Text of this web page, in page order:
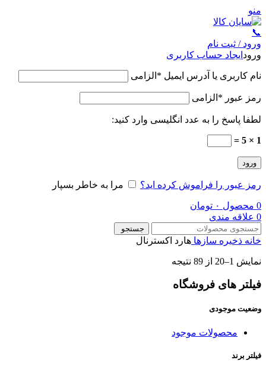
منو
📞
ورود / ثبت نام
ورود ایجاد حساب کاربری
نام کاربری یا آدرس ایمیل * الزامی
رمز عبور * الزامی
لطفا پاسخ را به عدد انگلیسی وارد کنید:
1 × 5 =
ورود
رمز عبور را فراموش کرده اید؟ مرا به خاطر بسپار
0 محصول ۰ تومان
0 علاقه مندی
جستجو
خانه ذخیره سازها هارد اکسترنال
نمایش 1–20 از 89 نتیجه
فیلتر های فروشگاه
وضعیت موجودی
محصولات موجود
فیلتر برند